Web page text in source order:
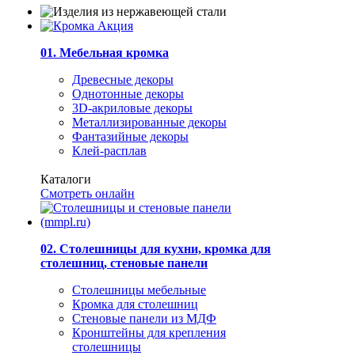
01. Мебельная кромка
Древесные декоры
Однотонные декоры
3D-акриловые декоры
Металлизированные декоры
Фантазийные декоры
Клей-расплав
Каталоги
Смотреть онлайн
02. Столешницы для кухни, кромка для
столешниц, стеновые панели
Столешницы мебельные
Кромка для столешниц
Стеновые панели из МДФ
Кронштейны для крепления
столешницы